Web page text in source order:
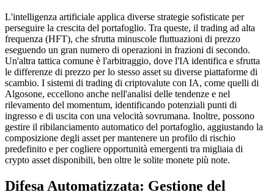
L'intelligenza artificiale applica diverse strategie sofisticate per
perseguire la crescita del portafoglio. Tra queste, il trading ad alta
frequenza (HFT), che sfrutta minuscole fluttuazioni di prezzo
eseguendo un gran numero di operazioni in frazioni di secondo.
Un'altra tattica comune è l'arbitraggio, dove l'IA identifica e sfrutta
le differenze di prezzo per lo stesso asset su diverse piattaforme di
scambio. I sistemi di trading di criptovalute con IA, come quelli di
Algosone, eccellono anche nell'analisi delle tendenze e nel
rilevamento del momentum, identificando potenziali punti di
ingresso e di uscita con una velocità sovrumana. Inoltre, possono
gestire il ribilanciamento automatico del portafoglio, aggiustando la
composizione degli asset per mantenere un profilo di rischio
predefinito e per cogliere opportunità emergenti tra migliaia di
crypto asset disponibili, ben oltre le solite monete più note.
Difesa Automatizzata: Gestione del